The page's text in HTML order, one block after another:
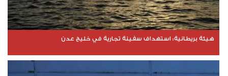
هيئة بريطانية: استهداف سفينة تجارية في خليج عدن